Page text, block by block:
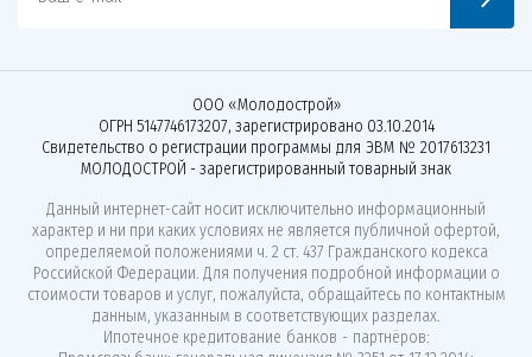
ООО «Молодострой»
ОГРН 5147746173207, зарегистрировано 03.10.2014
Свидетельство о регистрации программы для ЭВМ № 2017613231
МОЛОДОСТРОЙ - зарегистрированный товарный знак
Данный интернет-сайт носит исключительно информационный
характер и ни при каких условиях не является публичной офертой,
определяемой положениями ч. 2 ст. 437 Гражданского кодекса
Российской Федерации. Для получения подробной информации о
стоимости товаров и услуг, пожалуйста, обращайтесь по контактным
данным, указанным в соответствующих разделах.
Ипотечное кредитование банков - партнёров: